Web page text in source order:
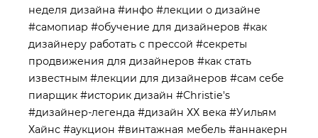
неделя дизайна #инфо #лекции о дизайне
#самопиар #обучение для дизайнеров #как
дизайнеру работать с прессой #секреты
продвижения для дизайнеров #как стать
известным #лекции для дизайнеров #сам себе
пиарщик #историк дизайн #Christie's
#дизайнер-легенда #дизайн ХХ века #Уильям
Хайнс #аукцион #винтажная мебель #аннакерн